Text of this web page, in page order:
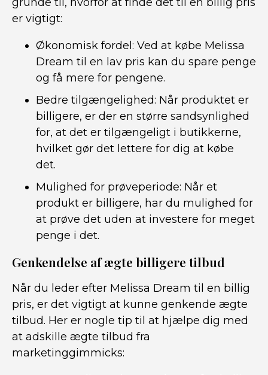
er vigtigt:
Økonomisk fordel: Ved at købe Melissa
Dream til en lav pris kan du spare penge
og få mere for pengene.
Bedre tilgængelighed: Når produktet er
billigere, er der en større sandsynlighed
for, at det er tilgængeligt i butikkerne,
hvilket gør det lettere for dig at købe
det.
Mulighed for prøveperiode: Når et
produkt er billigere, har du mulighed for
at prøve det uden at investere for meget
penge i det.
Genkendelse af ægte billigere tilbud
Når du leder efter Melissa Dream til en billig
pris, er det vigtigt at kunne genkende ægte
tilbud. Her er nogle tip til at hjælpe dig med
at adskille ægte tilbud fra
marketinggimmicks: